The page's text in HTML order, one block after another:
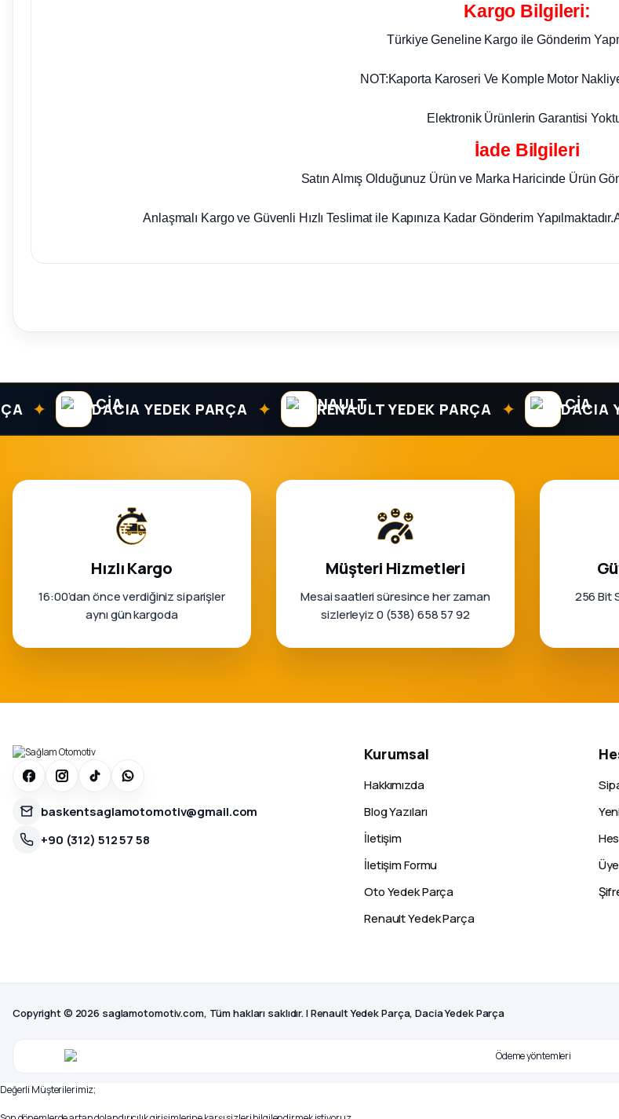
Kargo Bilgileri:
Türkiye Geneline Kargo ile Gönderim
NOT:Kaporta Karoseri Ve Komple Motor
Elektronik Ürünlerin Garantisi
İade Bilgileri
Satın Almış Olduğunuz Ürün ve Marka Haricinde Ürün
Anlaşmalı Kargo ve Güvenli Hızlı Teslimat ile Kapınıza Kadar Gönderim
DACIA YEDEK PARÇA ✦ RENAULT YEDEK PARÇA ✦ DACIA
Hızlı Kargo
16:00’dan önce verdiğiniz siparişler
aynı gün kargoda
Müşteri Hizmetleri
Mesai saatleri süresince her zaman
sizlerleyiz 0 (538) 658 57 92
256 Bit
baskentsaglamotomotiv@gmail.com
+90 (312) 512 57 58
Kurumsal
Hakkımızda
Blog Yazıları
İletişim
İletişim Formu
Oto Yedek Parça
Renault Yedek Parça
Copyright © 2026 saglamotomotiv.com, Tüm hakları saklıdır. | Renault Yedek Parça, Dacia Yedek Parça
Değerli Müşterilerimiz;